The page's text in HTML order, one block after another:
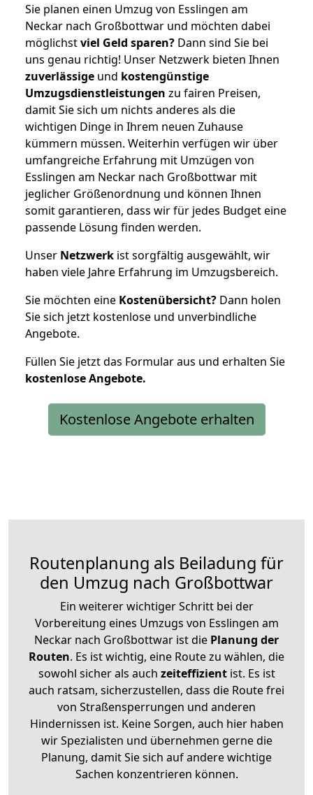
Sie planen einen Umzug von Esslingen am
Neckar nach Großbottwar und möchten dabei
möglichstviel Geld sparen? Dann sind Sie bei
uns genau richtig! Unser Netzwerk bieten Ihnen
zuverlässige und kostengünstige
Umzugsdienstleistungen zu fairen Preisen,
damit Sie sich um nichts anderes als die
wichtigen Dinge in Ihrem neuen Zuhause
kümmern müssen. Weiterhin verfügen wir über
umfangreiche Erfahrung mit Umzügen von
Esslingen am Neckar nach Großbottwar mit
jeglicher Größenordnung und können Ihnen
somit garantieren, dass wir für jedes Budget eine
passende Lösung finden werden.
Unser Netzwerk ist sorgfältig ausgewählt, wir
haben viele Jahre Erfahrung im Umzugsbereich.
Sie möchten eine Kostenübersicht? Dann holen
Sie sich jetzt kostenlose und unverbindliche
Angebote.
Füllen Sie jetzt das Formular aus und erhalten Sie
kostenloseAngebote.
Kostenlose Angebote erhalten
Routenplanung als Beiladung für
den Umzug nach Großbottwar
Ein weiterer wichtiger Schritt bei der
Vorbereitung eines Umzugs von Esslingen am
Neckar nach Großbottwar ist die Planung der
Routen. Es ist wichtig, eine Route zu wählen, die
sowohl sicher als auch zeiteffizientist. Es ist
auch ratsam, sicherzustellen, dass die Route frei
von Straßensperrungen und anderen
Hindernissen ist. Keine Sorgen, auch hier haben
wir Spezialisten und übernehmen gerne die
Planung, damit Sie sich auf andere wichtige
Sachen konzentrieren können.